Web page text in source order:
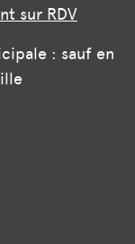
sur RDV
: sauf en